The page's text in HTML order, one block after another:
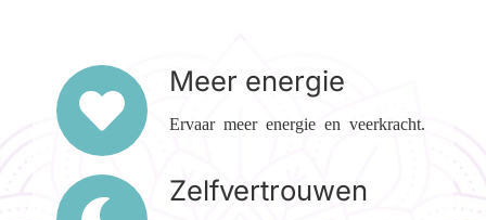
Meer energie
Ervaar meer energie en veerkracht.
Zelfvertrouwen